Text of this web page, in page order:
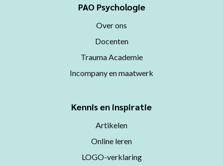
PAO Psychologie
Over ons
Docenten
Trauma Academie
Incompany en maatwerk
Kennis en inspiratie
Artikelen
Online leren
LOGO-verklaring